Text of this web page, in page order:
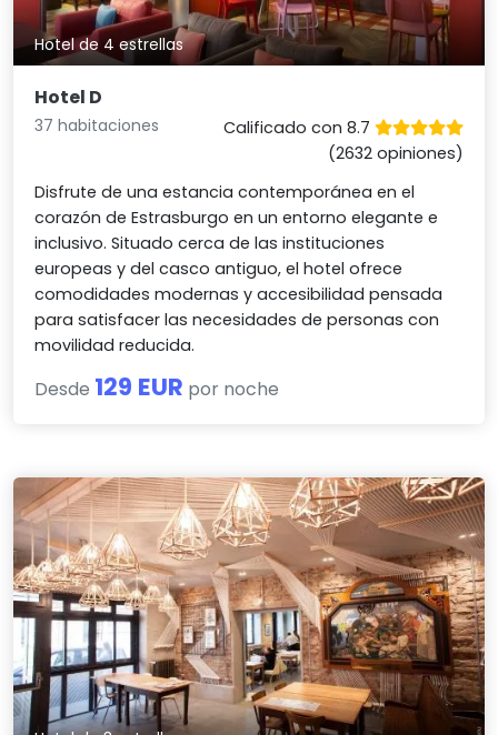
Hotel de 4 estrellas
Hotel D
37 habitaciones
Calificado con 8.7
(2632 opiniones)
Disfrute de una estancia contemporánea en el
corazón de Estrasburgo en un entorno elegante e
inclusivo. Situado cerca de las instituciones
europeas y del casco antiguo, el hotel ofrece
comodidades modernas y accesibilidad pensada
para satisfacer las necesidades de personas con
movilidad reducida.
Desde 129 EUR por noche